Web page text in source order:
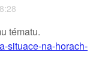
tématu.
situace-na-horach-